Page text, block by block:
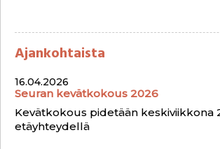
Ajankohtaista
16.04.2026
Seuran kevätkokous 2026
Kevätkokous pidetään keskiviikkona
etäyhteydellä